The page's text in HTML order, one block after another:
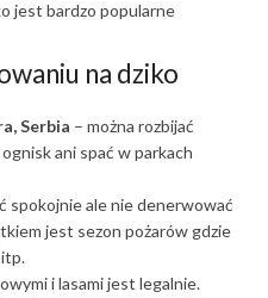
jest bardzo popularne
na dziko
Serbia – można rozbijać
ani spać w parkach
spokojnie ale nie denerwować
jest sezon pożarów gdzie
i lasami jest legalnie.